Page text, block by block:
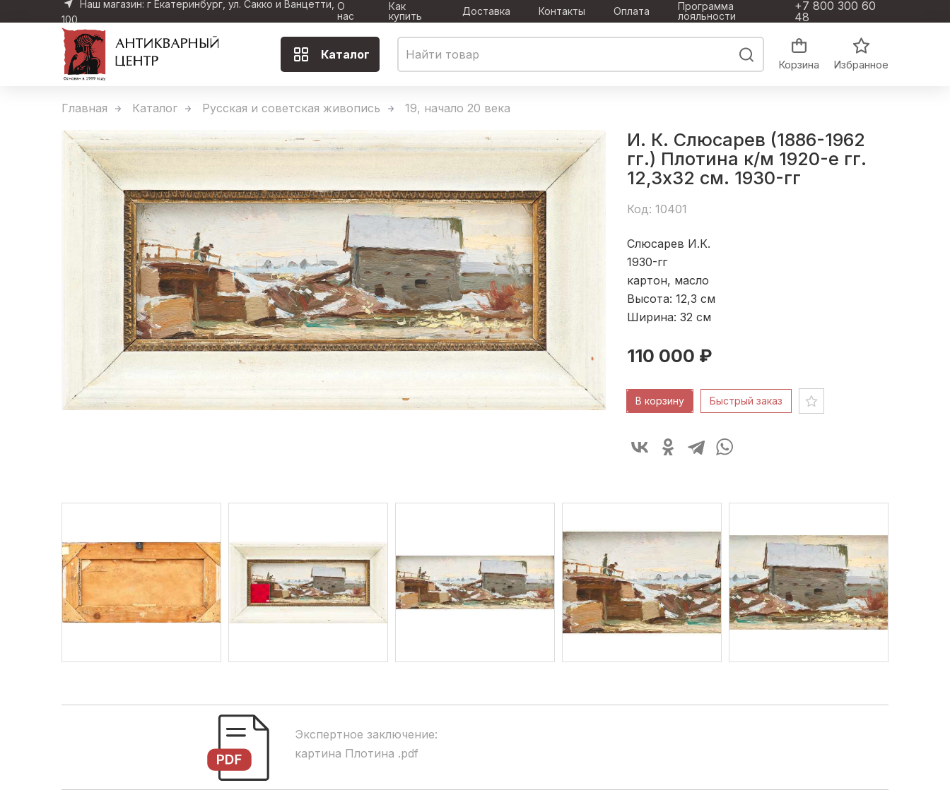
Наш магазин: г Екатеринбург, ул. Сакко и Ванцетти,
100
О
нас
Как
купить
Доставка Контакты Оплата
Программа
лояльности
+7 800 300 60
48
Каталог
Корзина Избранное
Главная Каталог Русская и советская живопись 19, начало 20 века
И. К. Слюсарев (1886-1962
гг.) Плотина к/м 1920-е гг.
12,3x32 см. 1930-гг
Код: 10401
Слюсарев И.К.
1930-гг
картон, масло
Высота: 12,3 см
Ширина: 32 см
110 000 ₽
В корзину Быстрый заказ
Экспертное заключение:
картина Плотина .pdf